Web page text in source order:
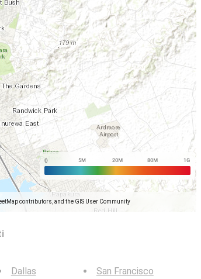
contributors, and the GIS User Community
Dallas
San Francisco